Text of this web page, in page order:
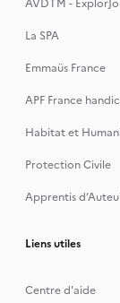
AVDTM -
La SPA
Emmaüs France
APF France
Habitat et
Protection Civile
Apprentis
Liens utiles
Centre d'aide